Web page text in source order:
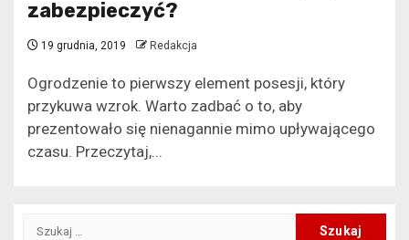
zabezpieczyć?
19 grudnia, 2019 Redakcja
Ogrodzenie to pierwszy element posesji, który
przykuwa wzrok. Warto zadbać o to, aby
prezentowało się nienagannie mimo upływającego
czasu. Przeczytaj,...
Szukaj: